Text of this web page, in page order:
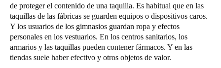
de proteger el contenido de una taquilla. Es habitual que en las
taquillas de las fábricas se guarden equipos o dispositivos caros.
Y los usuarios de los gimnasios guardan ropa y efectos
personales en los vestuarios. En los centros sanitarios, los
armarios y las taquillas pueden contener fármacos. Y en las
tiendas suele haber efectivo y otros objetos de valor.